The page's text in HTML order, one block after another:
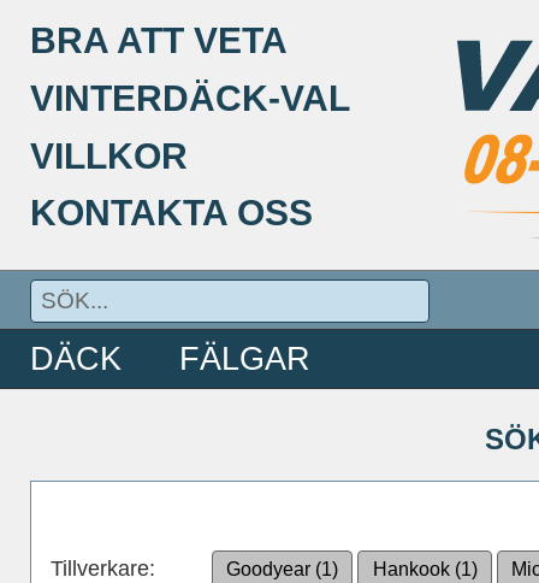
BRA ATT VETA
VINTERDÄCK-VAL
VILLKOR
KONTAKTA OSS
DÄCK FÄLGAR
Tillverkare: Goodyear (1) Hankook (1)